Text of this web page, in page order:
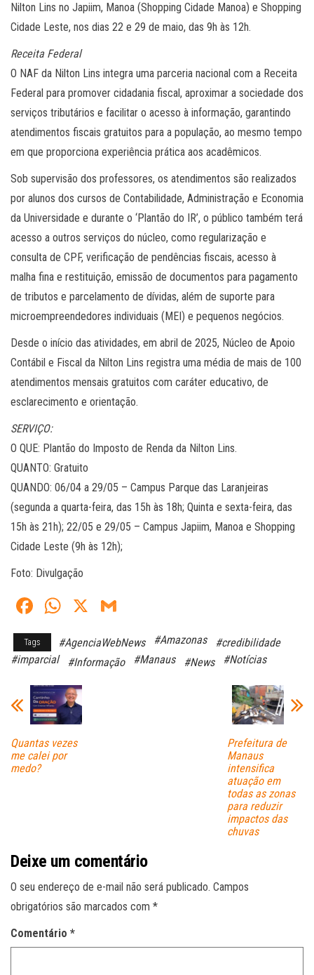
Nilton Lins no Japiim, Manoa (Shopping Cidade Manoa) e Shopping
Cidade Leste, nos dias 22 e 29 de maio, das 9h às 12h.
Receita Federal
O NAF da Nilton Lins integra uma parceria nacional com a Receita
Federal para promover cidadania fiscal, aproximar a sociedade dos
serviços tributários e facilitar o acesso à informação, garantindo
atendimentos fiscais gratuitos para a população, ao mesmo tempo
em que proporciona experiência prática aos acadêmicos.
Sob supervisão dos professores, os atendimentos são realizados
por alunos dos cursos de Contabilidade, Administração e Economia
da Universidade e durante o ‘Plantão do IR’, o público também terá
acesso a outros serviços do núcleo, como regularização e
consulta de CPF, verificação de pendências fiscais, acesso à
malha fina e restituição, emissão de documentos para pagamento
de tributos e parcelamento de dívidas, além de suporte para
microempreendedores individuais (MEI) e pequenos negócios.
Desde o início das atividades, em abril de 2025, Núcleo de Apoio
Contábil e Fiscal da Nilton Lins registra uma média de mais de 100
atendimentos mensais gratuitos com caráter educativo, de
esclarecimento e orientação.
SERVIÇO:
O QUE: Plantão do Imposto de Renda da Nilton Lins.
QUANTO: Gratuito
QUANDO: 06/04 a 29/05 – Campus Parque das Laranjeiras
(segunda a quarta-feira, das 15h às 18h; Quinta e sexta-feira, das
15h às 21h); 22/05 e 29/05 – Campus Japiim, Manoa e Shopping
Cidade Leste (9h às 12h);
Foto: Divulgação
Fa
ce
bo
W
ts
A
pp
X
ail
Tags #AgenciaWebNews #Amazonas
#credibilidade
#imparcial
#Informação #Manaus #News #Notícias
Quantas vezes
me calei por
medo?
Prefeitura de
Manaus
intensifica
atuação em
todas as zonas
para reduzir
impactos das
chuvas
Deixe um comentário
O seu endereço de e-mail não será publicado. Campos
obrigatórios são marcados com *
Comentário *